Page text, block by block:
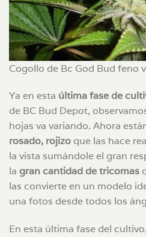
Cogollo de Bc God Bud feno
Ya en esta última fase de
de BC Bud Depot,
hojas va variando. Ahora
rosado, rojizoque las hace
la vista sumándole el gran
la gran cantidad de tricomas
las convierte en un modelo
una fotos desde todos los
En esta última fase del